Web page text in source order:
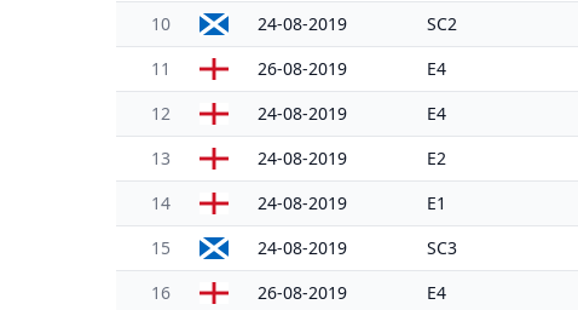
10 24-08-2019 SC2
11 26-08-2019 E4
12 24-08-2019 E4
13 24-08-2019 E2
14 24-08-2019 E1
15 24-08-2019 SC3
16 26-08-2019 E4